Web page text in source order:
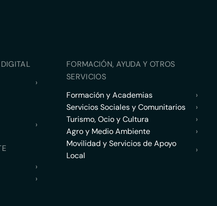
›
›
›
›
FORMACIÓN, AYUDA Y OTROS
SERVICIOS
Formación y Academias
›
Servicios Sociales y Comunitarios
›
Turismo, Ocio y Cultura
›
Agro y Medio Ambiente
›
Movilidad y Servicios de Apoyo
Local
›